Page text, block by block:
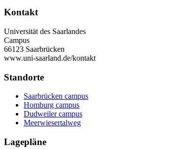
Kontakt
Universität des Saarlandes
Campus
66123 Saarbrücken
www.uni-saarland.de/kontakt
Standorte
Saarbrücken campus
Homburg campus
Dudweiler campus
Meerwiesertalweg
Lagepläne